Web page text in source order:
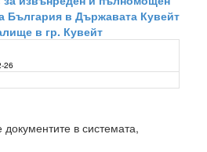
България в Държавата Кувейт
в гр. Кувейт
26
в системата,